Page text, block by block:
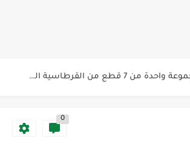
مجموعة واحدة من 7 قطع من القرطاسية الجميلة
أفضل أكواد خصم تفيدك عند التسوق Discount Codes That Help...
0